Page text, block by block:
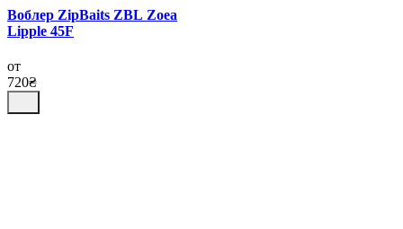
Воблер ZipBaits ZBL Zoea
Lipple 45F
от
720₴